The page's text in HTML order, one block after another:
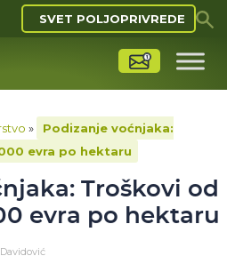
SVET POLJOPRIVREDE
»
Podizanje voćnjaka:
evra po hektaru
Troškovi od
evra po hektaru